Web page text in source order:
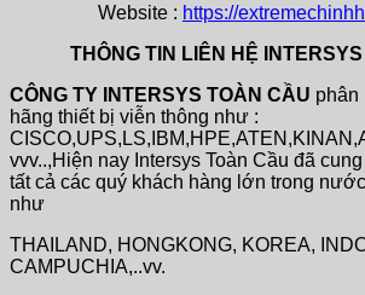
Website : https://
THÔNG TIN LIÊN HỆ
CÔNG TY INTERSYS TOÀN CẦU phân
hãng thiết bị viễn thông như :
vvv..,Hiện nay Intersys Toàn Cầu đã
tất cả các quý khách hàng lớn trong
như
THAILAND, HONGKONG, KOREA,
CAMPUCHIA,..vv.